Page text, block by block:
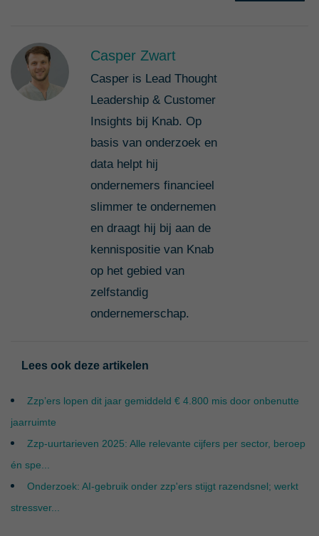
Casper Zwart
Casper is Lead Thought
Leadership & Customer
Insights bij Knab. Op
basis van onderzoek en
data helpt hij
ondernemers financieel
slimmer te ondernemen
en draagt hij bij aan de
kennispositie van Knab
op het gebied van
zelfstandig
ondernemerschap.
Lees ook deze artikelen
Zzp’ers lopen dit jaar gemiddeld € 4.800 mis door onbenutte
jaarruimte
Zzp-uurtarieven 2025: Alle relevante cijfers per sector, beroep
én spe...
Onderzoek: AI-gebruik onder zzp'ers stijgt razendsnel; werkt
stressver...